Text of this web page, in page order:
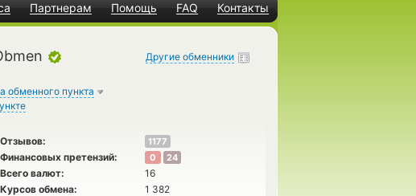
Партнерам Помощь FAQ Контакты
обменного пункта
Другие обменники
Отзывов: 1177
Финансовых претензий: 0 24
Всего валют:
16
Курсов обмена:
1 382